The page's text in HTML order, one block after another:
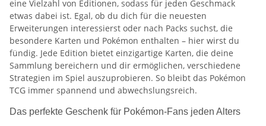
eine Vielzahl von Editionen, sodass für jeden Geschmack
etwas dabei ist. Egal, ob du dich für die neuesten
Erweiterungen interessierst oder nach Packs suchst, die
besondere Karten und Pokémon enthalten – hier wirst du
fündig. Jede Edition bietet einzigartige Karten, die deine
Sammlung bereichern und dir ermöglichen, verschiedene
Strategien im Spiel auszuprobieren. So bleibt das Pokémon
TCG immer spannend und abwechslungsreich.
Das perfekte Geschenk für Pokémon-Fans jeden Alters